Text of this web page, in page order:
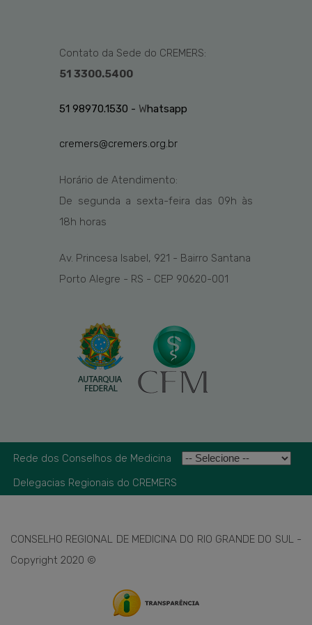
Contato da Sede do CREMERS:
51 3300.5400
51 98970.1530 - Whatsapp
cremers@cremers.org.br
Horário de Atendimento:
De segunda a sexta-feira das 09h às
18h horas
Av. Princesa Isabel, 921 - Bairro Santana
Porto Alegre - RS - CEP 90620-001
Rede dos Conselhos de Medicina
Delegacias Regionais do CREMERS
CONSELHO REGIONAL DE MEDICINA DO RIO GRANDE DO SUL -
Copyright 2020 ©